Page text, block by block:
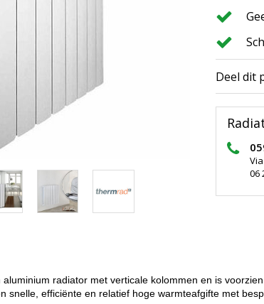
Deel dit
06
aluminium radiator met verticale kolommen en is
snelle, efficiënte en relatief hoge warmteafgifte met